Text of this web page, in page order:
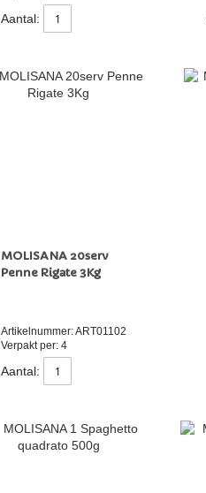
Aantal:
MOLISANA 20serv
Penne Rigate 3Kg
Artikelnummer: ART01102
Verpakt per: 4
Aantal: